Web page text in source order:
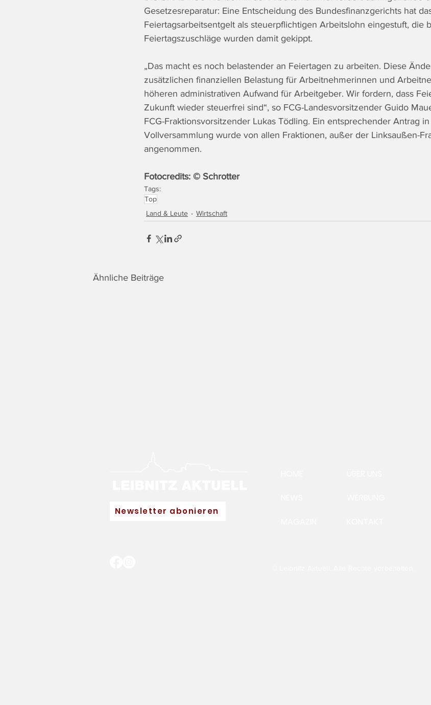
Gesetzesreparatur: Eine Entscheidung des Bundesfinanzgerichts hat
Feiertagsarbeitsentgelt als steuerpflichtigen Arbeitslohn eingestuft, die
Feiertagszuschläge wurden damit gekippt.
„Das macht es noch belastender an Feiertagen zu arbeiten. Diese
zusätzlichen finanziellen Belastung für Arbeitnehmerinnen und
höheren administrativen Aufwand für Arbeitgeber. Wir fordern, dass
Zukunft wieder steuerfrei sind“, so FCG-Landesvorsitzender Guido
FCG-Fraktionsvorsitzender Lukas Tödling. Ein entsprechender Antrag
Vollversammlung wurde von allen Fraktionen, außer der Linksaußen-
angenommen.
Fotocredits: © Schrotter
Tags:
Top
Land & Leute
Wirtschaft
Ähnliche Beiträge
Newsletter abonieren